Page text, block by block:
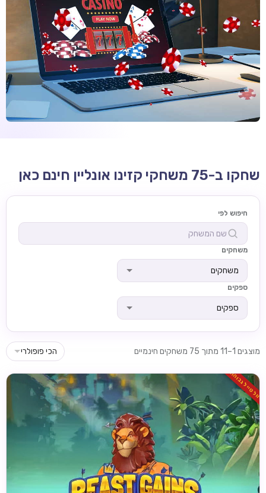
טורנירי קזינו
הימורי ספורט
צור קשר
טיפים
שחקו ב-75 משחקי קזינו אונליין חינם כאן
חיפוש לפי
משחקים
משחקים
ספקים
ספקים
מוצגים 1–11 מתוך 75 משחקים חינמיים הכי פופולרי
וולטייל גבוהה